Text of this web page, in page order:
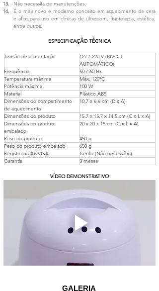
Não necessita de manutenções.
É o mais novo e moderno conceito em aquecimento de cera
e afins,para uso em clínicas de ultrassom, fisioterapia, estética,
entre outros.
ESPECIFICAÇÃO TÉCNICA
Tensão de alimentação
127 / 220 V (BIVOLT
AUTOMÁTICO)
Frequência
50 / 60 Hz
Temperatura máxima
Máx. 120ºC
Potência máxima
100 W
Material
Plástico ABS
Dimensões do compartimento
de aquecimento
10,7 x 6,6 cm (D x A)
Dimensões do produto
15,7 x 15,7 x 14,5 cm (C x L x A)
Dimensões do produto
embalado
20 x 20 x 15 cm (C x L x A)
Peso do produto
450 g
Peso do produto embalado
650 g
Registro na ANVISA
Isento (Não necessário)
Garantia
3 meses
VÍDEO DEMONSTRATIVO
GALERIA